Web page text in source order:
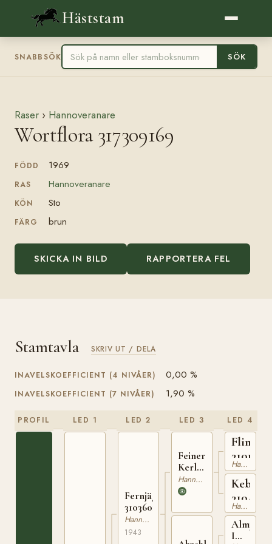
Häststam
SNABBSÖK SÖK
Raser › Hannoveranare
Wortflora 317309169
FÖDD 1969
RAS Hannoveranare
KÖN Sto
FÄRG brun
SKICKA IN BILD RAPPORTERA FEL
Stamtavla SKRIV UT / DELA
INAVELSKOEFFICIENT (4 NIVÅER) 0,00 %
INAVELSKOEFFICIENT (7 NIVÅER) 1,90 %
PROFIL LED 1 LED 2
Fernjäger
310360143
Hannoveranare
1943
LED 3
Feiner
Kerl
310094619
Hannoveranare
LED 4
Fling
Hannoveranare
Hannoveranare
Almjäger
I